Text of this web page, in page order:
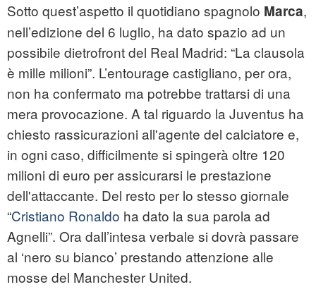
Sotto quest’aspetto il quotidiano spagnolo Marca,
nell’edizione del 6 luglio, ha dato spazio ad un
possibile dietrofront del Real Madrid: “La clausola
è mille milioni”. L’entourage castigliano, per ora,
non ha confermato ma potrebbe trattarsi di una
mera provocazione. A tal riguardo la Juventus ha
chiesto rassicurazioni all'agente del calciatore e,
in ogni caso, difficilmente si spingerà oltre 120
milioni di euro per assicurarsi le prestazione
dell'attaccante. Del resto per lo stesso giornale
“Cristiano Ronaldo ha dato la sua parola ad
Agnelli”. Ora dall’intesa verbale si dovrà passare
al ‘nero su bianco’ prestando attenzione alle
mosse del Manchester United.